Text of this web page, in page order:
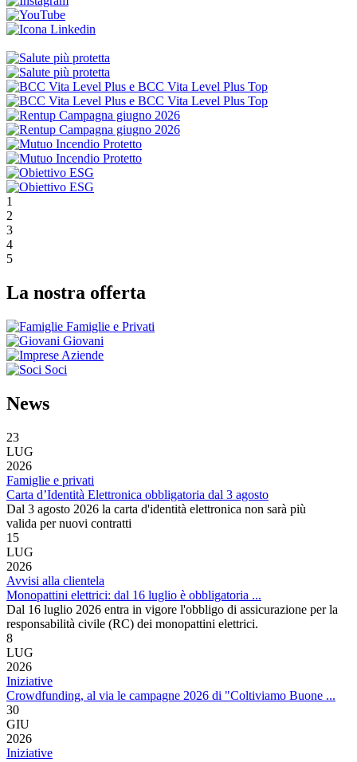
1
2
3
4
5
La nostra offerta
Famiglie e Privati
Giovani
Aziende
Soci
News
23
LUG
2026
Famiglie e privati
Carta d’Identità Elettronica obbligatoria dal 3 agosto
Dal 3 agosto 2026 la carta d'identità elettronica non sarà più
valida per nuovi contratti
15
LUG
2026
Avvisi alla clientela
Monopattini elettrici: dal 16 luglio è obbligatoria ...
Dal 16 luglio 2026 entra in vigore l'obbligo di assicurazione per la
responsabilità civile (RC) dei monopattini elettrici.
8
LUG
2026
Iniziative
Crowdfunding, al via le campagne 2026 di "Coltiviamo Buone ...
30
GIU
2026
Iniziative